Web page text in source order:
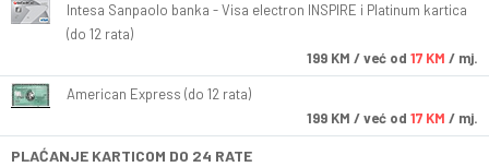
Intesa Sanpaolo banka - Visa electron INSPIRE i Platinum kartica
(do 12 rata)
199 KM / već od 17 KM / mj.
American Express (do 12 rata)
199 KM / već od 17 KM / mj.
PLAĆANJE KARTICOM DO 24 RATE